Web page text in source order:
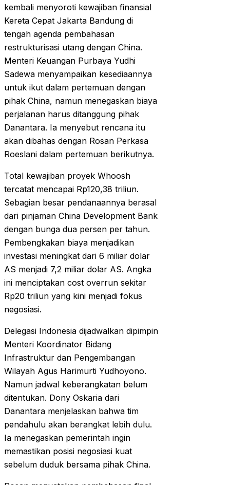
kembali menyoroti kewajiban finansial
Kereta Cepat Jakarta Bandung di
tengah agenda pembahasan
restrukturisasi utang dengan China.
Menteri Keuangan Purbaya Yudhi
Sadewa menyampaikan kesediaannya
untuk ikut dalam pertemuan dengan
pihak China, namun menegaskan biaya
perjalanan harus ditanggung pihak
Danantara. Ia menyebut rencana itu
akan dibahas dengan Rosan Perkasa
Roeslani dalam pertemuan berikutnya.
Total kewajiban proyek Whoosh
tercatat mencapai Rp120,38 triliun.
Sebagian besar pendanaannya berasal
dari pinjaman China Development Bank
dengan bunga dua persen per tahun.
Pembengkakan biaya menjadikan
investasi meningkat dari 6 miliar dolar
AS menjadi 7,2 miliar dolar AS. Angka
ini menciptakan cost overrun sekitar
Rp20 triliun yang kini menjadi fokus
negosiasi.
Delegasi Indonesia dijadwalkan dipimpin
Menteri Koordinator Bidang
Infrastruktur dan Pengembangan
Wilayah Agus Harimurti Yudhoyono.
Namun jadwal keberangkatan belum
ditentukan. Dony Oskaria dari
Danantara menjelaskan bahwa tim
pendahulu akan berangkat lebih dulu.
Ia menegaskan pemerintah ingin
memastikan posisi negosiasi kuat
sebelum duduk bersama pihak China.